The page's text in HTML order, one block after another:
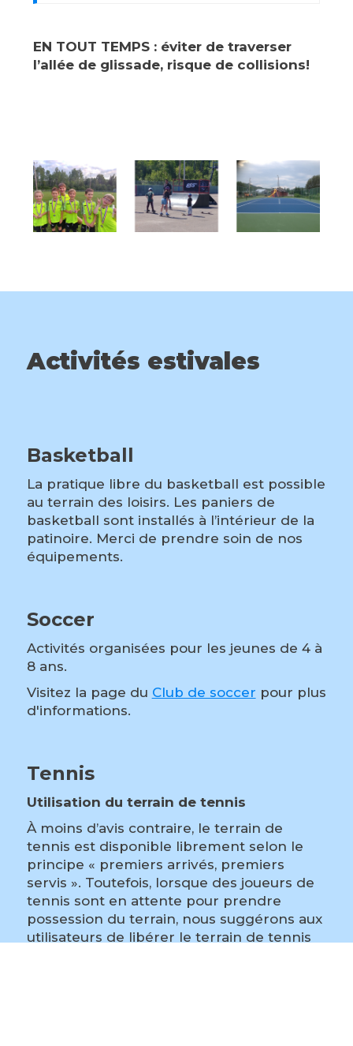
EN TOUT TEMPS : éviter de traverser
l’allée de glissade, risque de collisions!
Activités estivales
Basketball
La pratique libre du basketball est possible
au terrain des loisirs. Les paniers de
basketball sont installés à l’intérieur de la
patinoire. Merci de prendre soin de nos
équipements.
Soccer
Activités organisées pour les jeunes de 4 à
8 ans.
Visitez la page du Club de soccer pour plus
d'informations.
Tennis
Utilisation du terrain de tennis
À moins d’avis contraire, le terrain de
tennis est disponible librement selon le
principe « premiers arrivés, premiers
servis ». Toutefois, lorsque des joueurs de
tennis sont en attente pour prendre
possession du terrain, nous suggérons aux
utilisateurs de libérer le terrain de tennis